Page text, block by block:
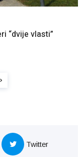
“dvije vlasti”
Twitter